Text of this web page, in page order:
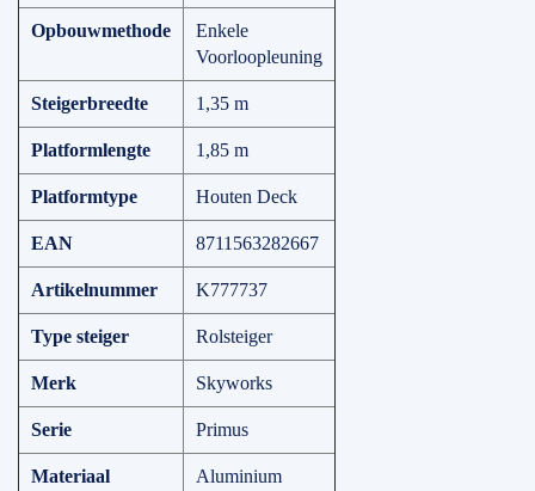
Opbouwmethode
Enkele
Voorloopleuning
Steigerbreedte 1,35 m
Platformlengte 1,85 m
Platformtype Houten Deck
EAN 8711563282667
Artikelnummer K777737
Type steiger Rolsteiger
Merk Skyworks
Serie Primus
Materiaal Aluminium